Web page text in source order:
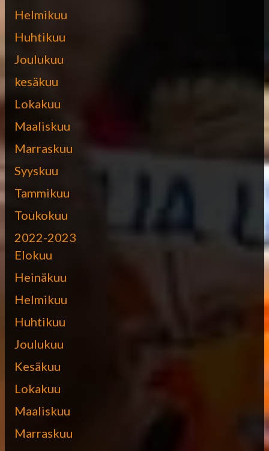
Helmikuu
Huhtikuu
Joulukuu
kesäkuu
Lokakuu
Maaliskuu
Marraskuu
Syyskuu
Tammikuu
Toukokuu
2022-2023
Elokuu
Heinäkuu
Helmikuu
Huhtikuu
Joulukuu
Kesäkuu
Lokakuu
Maaliskuu
Marraskuu